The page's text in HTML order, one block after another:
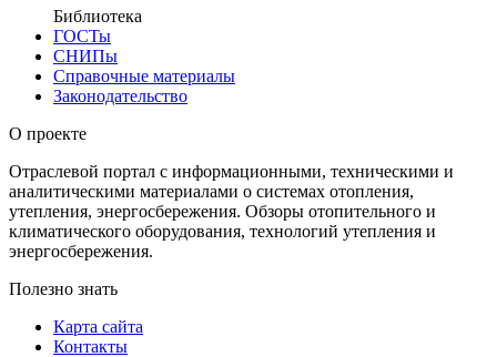
Библиотека
ГОСТы
СНИПы
Справочные материалы
Законодательство
О проекте
Отраслевой портал с информационными, техническими и
аналитическими материалами о системах отопления,
утепления, энергосбережения. Обзоры отопительного и
климатического оборудования, технологий утепления и
энергосбережения.
Полезно знать
Карта сайта
Контакты